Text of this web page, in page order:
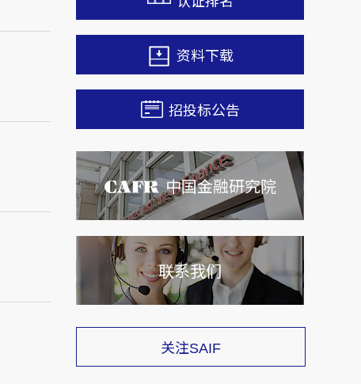
资料下载
招投标公告
中国金融研究院
联系我们
关注SAIF